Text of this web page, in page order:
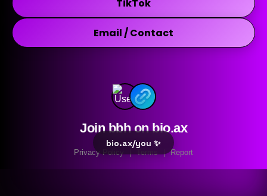
TikTok
Email / Contact
Join bbh on bio.ax
Privacy Policy | Terms | Report
bio.ax/you ✨